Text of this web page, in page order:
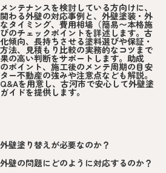
ンテナンスを検討している方向けに、
わる外壁の対応事例と、外壁塗装・外
タイミング、費用相場（簡易〜本格施
のチェックポイントを詳述します。古
傾向、長持ちさせる塗料選びや保証・
法、見積もり比較の実務的なコツまで
の高い判断をサポートします。助成
ポイント、施工後のメンテ周期の目安
ー不動産の強みや注意点なども解説。
を用意し、古河市で安心して外壁塗
イドを提供します。
壁塗り替えが必要なのか？
壁の問題にどのように対応するのか？